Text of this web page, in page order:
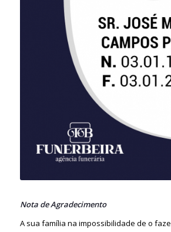
Nota de Agradecimento
A sua família na impossibilidade de o